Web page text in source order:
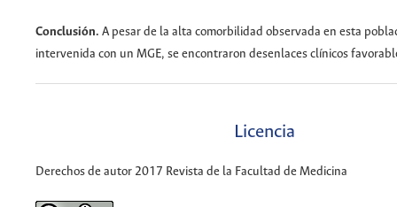
Conclusión. A pesar de la alta comorbilidad observada en esta
intervenida con un MGE, se encontraron desenlaces clínicos
Licencia
Derechos de autor 2017 Revista de la Facultad de Medicina